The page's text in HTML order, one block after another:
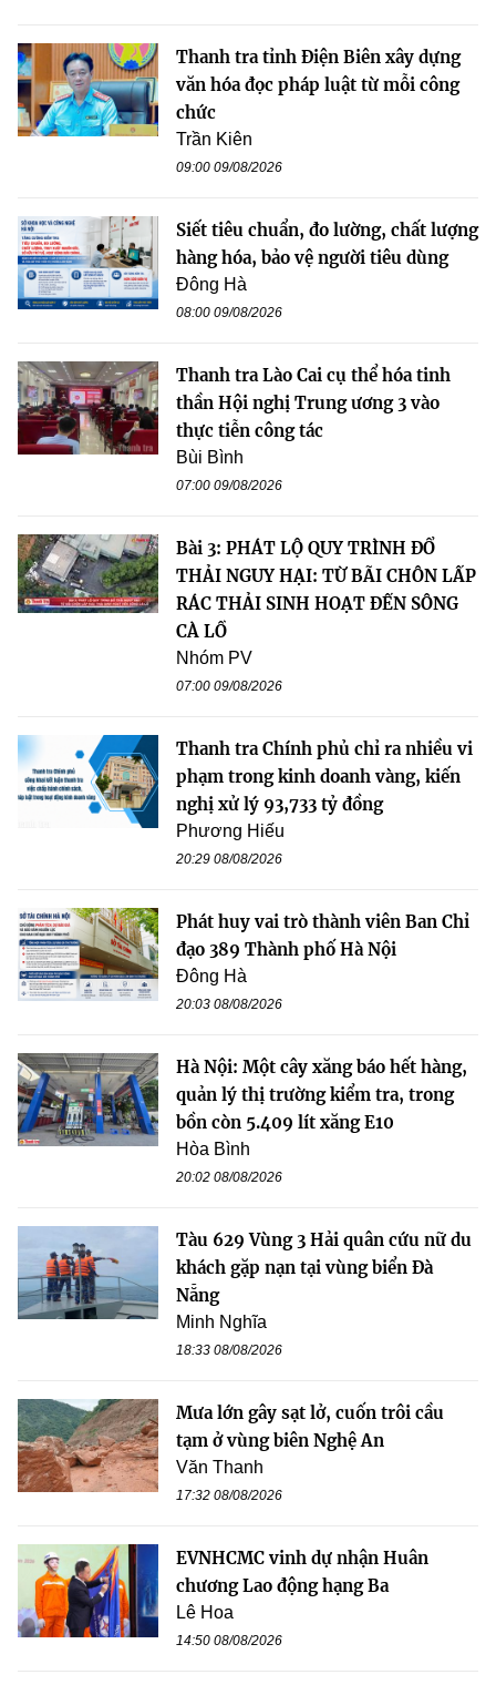
Thanh tra tỉnh Điện Biên xây dựng
văn hóa đọc pháp luật từ mỗi công
chức
Trần Kiên
09:00 09/08/2026
Siết tiêu chuẩn, đo lường, chất lượng
hàng hóa, bảo vệ người tiêu dùng
Đông Hà
08:00 09/08/2026
Thanh tra Lào Cai cụ thể hóa tinh
thần Hội nghị Trung ương 3 vào
thực tiễn công tác
Bùi Bình
07:00 09/08/2026
Bài 3: PHÁT LỘ QUY TRÌNH ĐỔ
THẢI NGUY HẠI: TỪ BÃI CHÔN LẤP
RÁC THẢI SINH HOẠT ĐẾN SÔNG
CÀ LỒ
Nhóm PV
07:00 09/08/2026
Thanh tra Chính phủ chỉ ra nhiều vi
phạm trong kinh doanh vàng, kiến
nghị xử lý 93,733 tỷ đồng
Phương Hiếu
20:29 08/08/2026
Phát huy vai trò thành viên Ban Chỉ
đạo 389 Thành phố Hà Nội
Đông Hà
20:03 08/08/2026
Hà Nội: Một cây xăng báo hết hàng,
quản lý thị trường kiểm tra, trong
bồn còn 5.409 lít xăng E10
Hòa Bình
20:02 08/08/2026
Tàu 629 Vùng 3 Hải quân cứu nữ du
khách gặp nạn tại vùng biển Đà
Nẵng
Minh Nghĩa
18:33 08/08/2026
Mưa lớn gây sạt lở, cuốn trôi cầu
tạm ở vùng biên Nghệ An
Văn Thanh
17:32 08/08/2026
EVNHCMC vinh dự nhận Huân
chương Lao động hạng Ba
Lê Hoa
14:50 08/08/2026